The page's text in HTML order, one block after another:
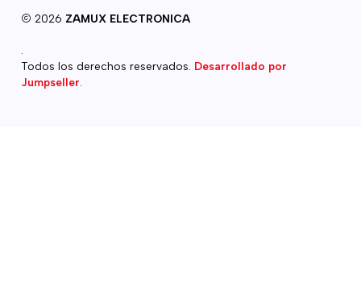
2026 ZAMUX ELECTRONICA
.
Todos los derechos reservados. Desarrollado por
Jumpseller.